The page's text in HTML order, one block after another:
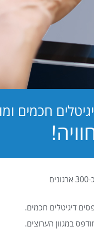
חכמים
PB Digital (PrintBOS Digital) הינה המערכת לטפסים דיגיטלים המובילה בישראל ומותקנת אצל כ-300 ארגונים
דיגיטלים חכמים.
במגוון הערוצים.